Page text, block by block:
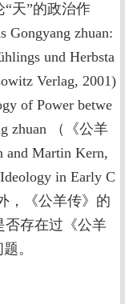
天”的政治作
Gongyang zhuan:
und Herbsta
Verlag, 2001)
of Power betwe
zhuan （《公羊
and Martin Kern,
in Early C
，《公羊传》的
否存在过《公羊
。